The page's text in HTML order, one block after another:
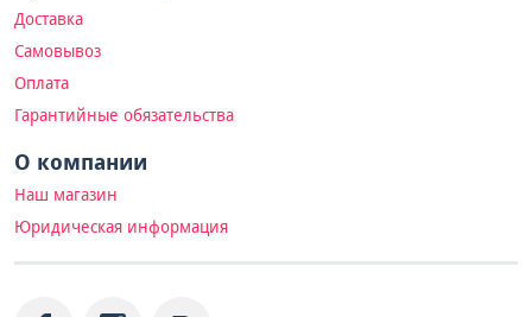
Доставка
Самовывоз
Оплата
Гарантийные обязательства
О компании
Наш магазин
Юридическая информация